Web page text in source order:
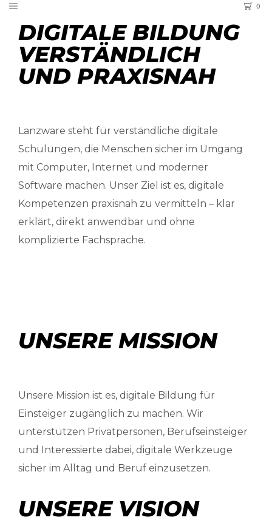
0
DIGITALE BILDUNG
VERSTÄNDLICH
UND PRAXISNAH
Lanzware steht für verständliche digitale
Schulungen, die Menschen sicher im Umgang
mit Computer, Internet und moderner
Software machen. Unser Ziel ist es, digitale
Kompetenzen praxisnah zu vermitteln – klar
erklärt, direkt anwendbar und ohne
komplizierte Fachsprache.
UNSEREMISSION
Unsere Mission ist es, digitale Bildung für
Einsteiger zugänglich zu machen. Wir
unterstützen Privatpersonen, Berufseinsteiger
und Interessierte dabei, digitale Werkzeuge
sicher im Alltag und Beruf einzusetzen.
UNSERE VISION